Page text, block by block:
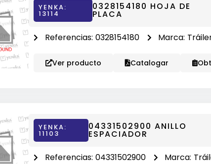
YENKA:
13114
0328154180 HOJA DE
PLACA
Referencias: 0328154180 Marca:
Ver producto Catalogar
YENKA:
11103
04331502900 ANILLO
ESPACIADOR
Referencias: 04331502900 Marca: